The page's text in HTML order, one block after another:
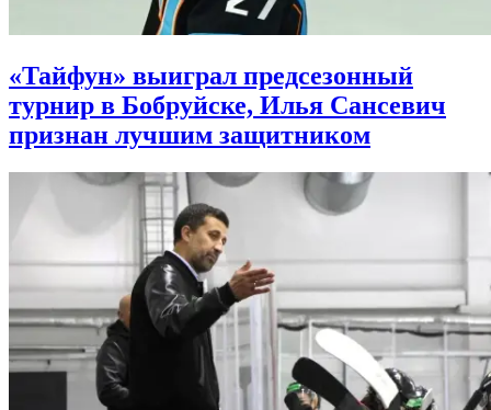
«Тайфун» выиграл предсезонный
турнир в Бобруйске, Илья Сансевич
признан лучшим защитником